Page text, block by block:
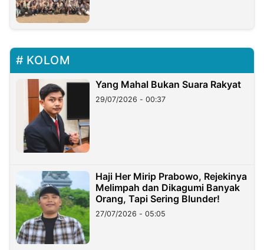
KOLOM
Yang Mahal Bukan Suara Rakyat
29/07/2026 - 00:37
Haji Her Mirip Prabowo, Rejekinya
Melimpah dan Dikagumi Banyak
Orang, Tapi Sering Blunder!
27/07/2026 - 05:05